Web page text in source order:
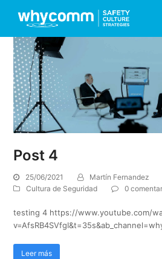
Post 4
25/06/2021
Martín Fernandez
Cultura de Seguridad
0
testing 4 https://www.youtube.com/
Leer más